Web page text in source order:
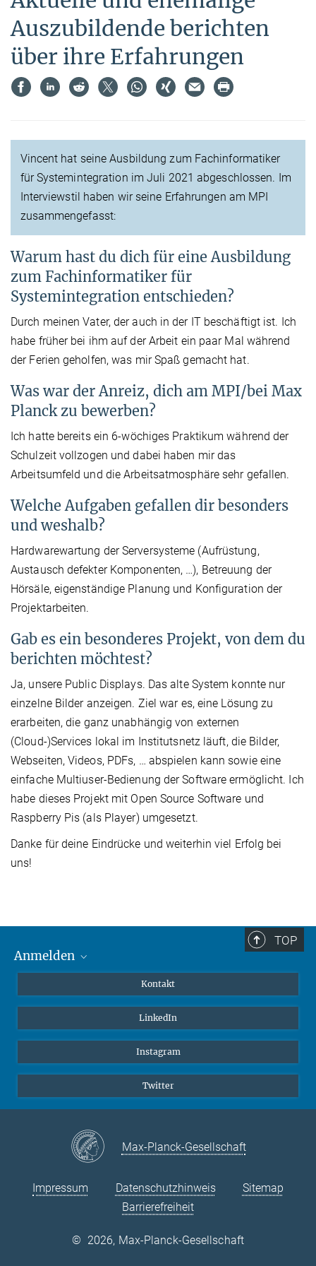
Auszubildende berichten
über ihre Erfahrungen
Vincent hat seine Ausbildung zum Fachinformatiker
für Systemintegration im Juli 2021 abgeschlossen. Im
Interviewstil haben wir seine Erfahrungen am MPI
zusammengefasst:
Warum hast du dich für eine Ausbildung
zum Fachinformatiker für
Systemintegration entschieden?
Durch meinen Vater, der auch in der IT beschäftigt ist. Ich
habe früher bei ihm auf der Arbeit ein paar Mal während
der Ferien geholfen, was mir Spaß gemacht hat.
Was war der Anreiz, dich am MPI/bei Max
Planck zu bewerben?
Ich hatte bereits ein 6-wöchiges Praktikum während der
Schulzeit vollzogen und dabei haben mir das
Arbeitsumfeld und die Arbeitsatmosphäre sehr gefallen.
Welche Aufgaben gefallen dir besonders
und weshalb?
Hardwarewartung der Serversysteme (Aufrüstung,
Austausch defekter Komponenten, …), Betreuung der
Hörsäle, eigenständige Planung und Konfiguration der
Projektarbeiten.
Gab es ein besonderes Projekt, von dem du
berichten möchtest?
Ja, unsere Public Displays. Das alte System konnte nur
einzelne Bilder anzeigen. Ziel war es, eine Lösung zu
erarbeiten, die ganz unabhängig von externen
(Cloud-)Services lokal im Institutsnetz läuft, die Bilder,
Webseiten, Videos, PDFs, … abspielen kann sowie eine
einfache Multiuser-Bedienung der Software ermöglicht. Ich
habe dieses Projekt mit Open Source Software und
Raspberry Pis (als Player) umgesetzt.
Danke für deine Eindrücke und weiterhin viel Erfolg bei
uns!
TOP
Anmelden
Webmail
Intranet
Kontakt
LinkedIn
Instagram
Twitter
Max-Planck-Gesellschaft
Impressum Datenschutzhinweis
Sitemap
Barrierefreiheit
© 2026, Max-Planck-Gesellschaft